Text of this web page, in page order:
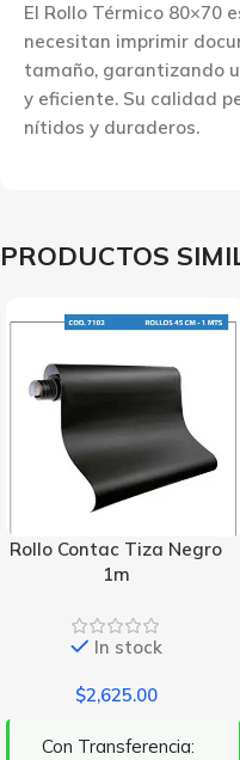
El Rollo Térmico 80×70
necesitan imprimir
tamaño, garantizando
y eficiente. Su calidad
nítidos y duraderos.
PRODUCTOS
Rollo Contac Tiza Negro
1m
In stock
$2,625.00
Con Transferencia: